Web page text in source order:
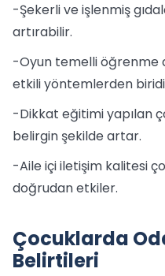
-Şekerli ve işlenmiş
artırabilir.
-Oyun temelli öğrenme
etkili yöntemlerden
-Dikkat eğitimi yapılan
belirgin şekilde artar.
-Aile içi iletişim kalitesi
doğrudan etkiler.
Çocuklarda
Belirtileri